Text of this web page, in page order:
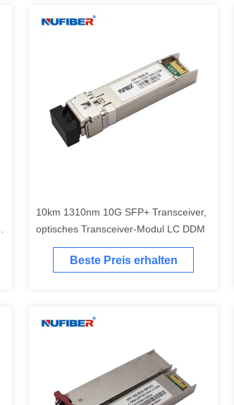
10km 1310nm 10G SFP+ Transceiver,
optisches Transceiver-Modul LC DDM
Beste Preis erhalten